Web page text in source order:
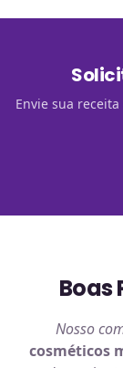
Envie sua
Boas
Nosso
cosméticos